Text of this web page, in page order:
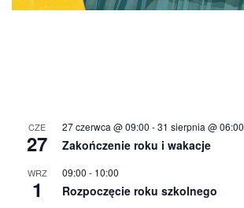
CZE
27
27 czerwca @ 09:00 -31 sierpnia @ 06:00
Zakończenie roku i wakacje
WRZ
1
09:00 - 10:00
Rozpoczęcie roku szkolnego